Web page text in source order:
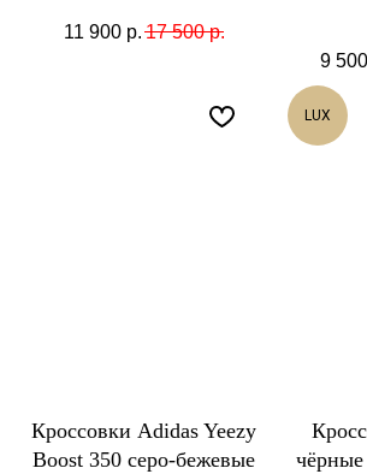
11 900 р. 17 500 р.
9 500
Кроссовки Adidas Yeezy
Boost 350 серо-бежевые
LUX